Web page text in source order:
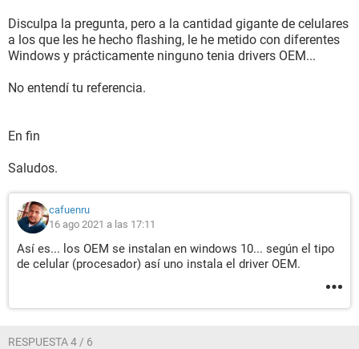
Disculpa la pregunta, pero a la cantidad gigante de celulares
a los que les he hecho flashing, le he metido con diferentes
Windows y prácticamente ninguno tenia drivers OEM...
No entendí tu referencia.
En fin
Saludos.
cafuenru
16 ago 2021 a las 17:11
Así es... los OEM se instalan en windows 10... según el tipo
de celular (procesador) así uno instala el driver OEM.
RESPUESTA 4 / 6